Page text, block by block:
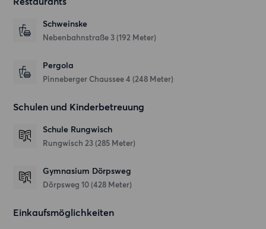
Schweinske
Nebenbahnstraße 3 (192 Meter)
Pergola
Pinneberger Chaussee 4 (248 Meter)
Schulen und Kinderbetreuung
Schule Rungwisch
Rungwisch 23 (285 Meter)
Gymnasium Dörpsweg
Dörpsweg 10 (428 Meter)
Einkaufsmöglichkeiten